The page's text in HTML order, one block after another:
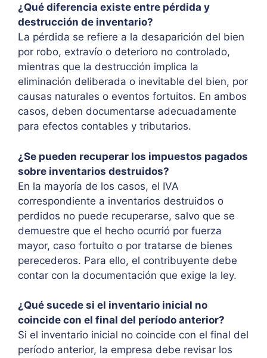
¿Qué diferencia existe entre pérdida y
destrucción de inventario?
La pérdida se refiere a la desaparición del bien
por robo, extravío o deterioro no controlado,
mientras que la destrucción implica la
eliminación deliberada o inevitable del bien, por
causas naturales o eventos fortuitos. En ambos
casos, deben documentarse adecuadamente
para efectos contables y tributarios.
¿Se pueden recuperar los impuestos pagados
sobre inventarios destruidos?
En la mayoría de los casos, el IVA
correspondiente a inventarios destruidos o
perdidos no puede recuperarse, salvo que se
demuestre que el hecho ocurrió por fuerza
mayor, caso fortuito o por tratarse de bienes
perecederos. Para ello, el contribuyente debe
contar con la documentación que exige la ley.
¿Qué sucede si el inventario inicial no
coincide con el final del período anterior?
Si el inventario inicial no coincide con el final del
período anterior, la empresa debe revisar los